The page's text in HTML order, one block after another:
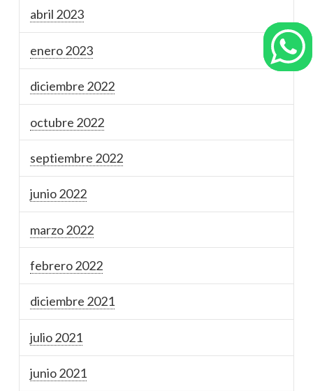
abril 2023
enero 2023
diciembre 2022
octubre 2022
septiembre 2022
junio 2022
marzo 2022
febrero 2022
diciembre 2021
julio 2021
junio 2021